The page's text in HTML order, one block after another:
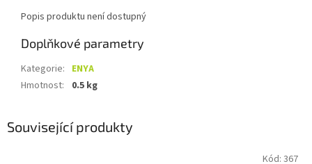
Popis produktu není dostupný
Doplňkové parametry
Kategorie: ENYA
Hmotnost: 0.5 kg
Související produkty
Kód: 367